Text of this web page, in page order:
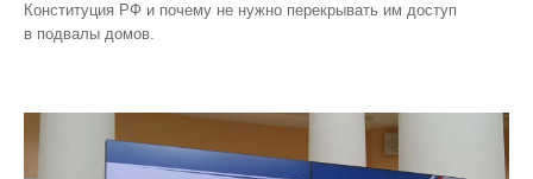
Конституция РФ и почему не нужно перекрывать им доступ
в подвалы домов.